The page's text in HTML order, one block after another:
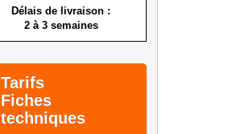
Délais de livraison :
2 à 3 semaines
Tarifs
Fiches
techniques